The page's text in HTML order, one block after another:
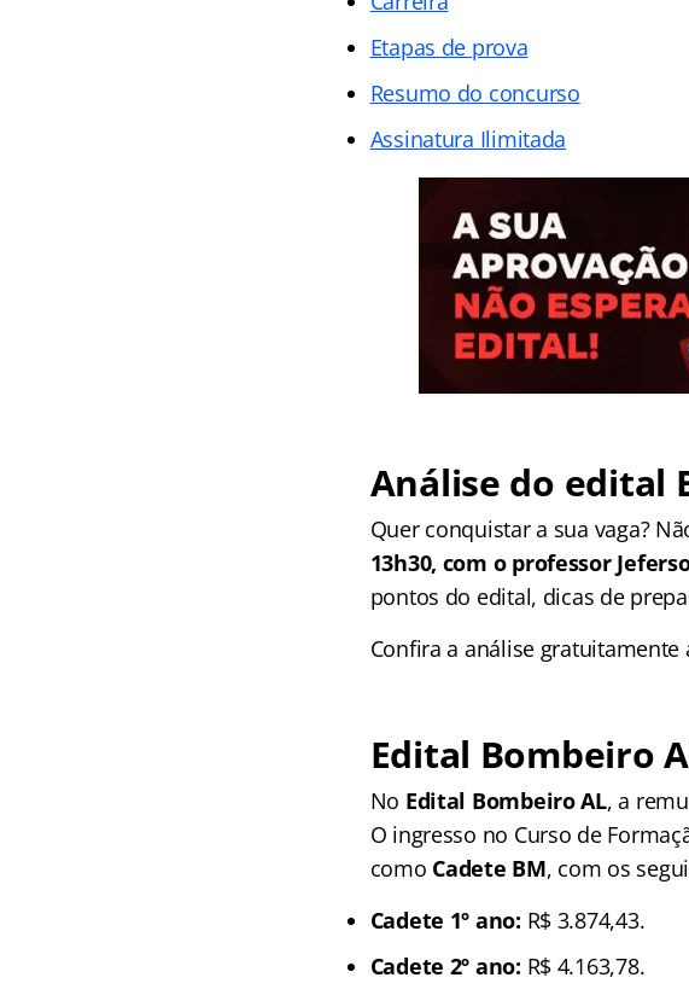
Etapas de prova
Resumo do concurso
Assinatura Ilimitada
Análise do edital
Quer conquistar a sua vaga?
13h30, com o professor
pontos do edital, dicas de
Confira a análise gratuitamente
Edital Bombeiro
No Edital Bombeiro AL, a
O ingresso no Curso de
como Cadete BM, com os
Cadete 1º ano: R$ 3.874,43.
Cadete 2º ano: R$ 4.163,78.